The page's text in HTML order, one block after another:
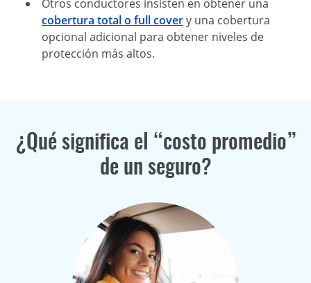
Otros conductores insisten en obtener una
cobertura total o full covery una cobertura
opcional adicional para obtener niveles de
protección más altos.
¿Qué significa el “costo promedio”
de un seguro?